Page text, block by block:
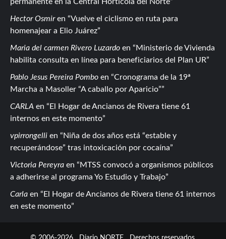
Hector Osmiren
Vuelve el ciclismo en ruta para
homenajear a Elio Juárez
Maria del carmen Rivero Luzardo en
Ministerio de Vivienda
habilita consulta en línea para beneficiarios del Plan UR
Pablo Jesus Pereira Pombo en
Cronograma de la 19ª
Marcha a Masoller “A caballo por Aparicio”
CARLA en
El Hogar de Ancianos de Rivera tiene 61
internos en este momento
vpirrongelli en
Niña de dos años está “estable y
recuperándose” tras intoxicación por cocaína
Victoria Pereyra en
MTSS convocó a organismos públicos
a adherirse al programa Yo Estudio y Trabajo
Carla en
El Hogar de Ancianos de Rivera tiene 61 internos
en este momento